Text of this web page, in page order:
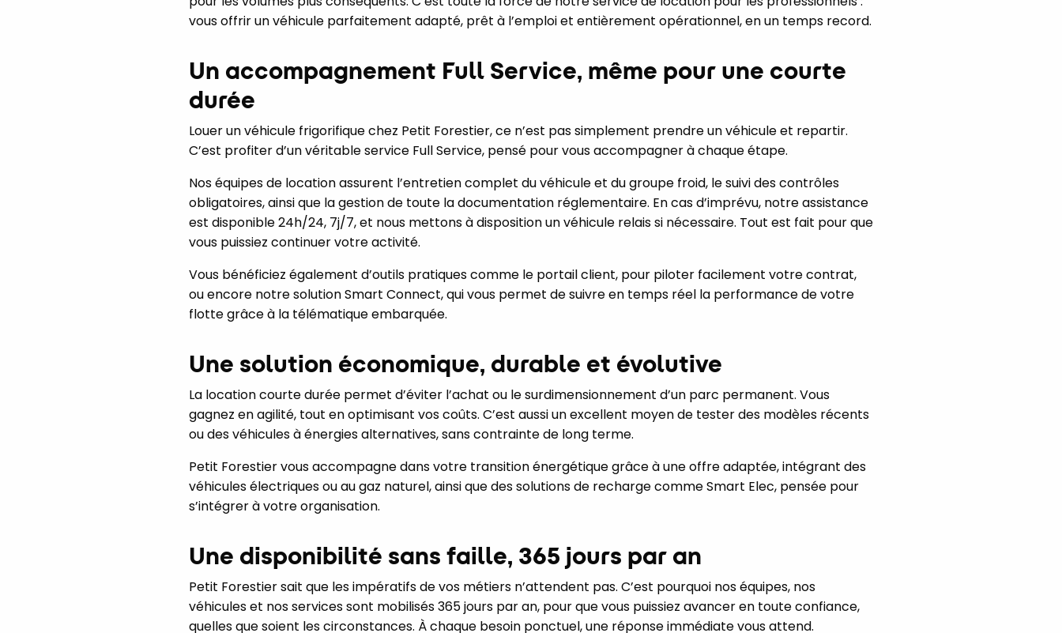
vous offrir un véhicule parfaitement adapté, prêt à l’emploi et entièrement opérationnel, en un temps record.
Un accompagnement Full Service, même pour une courte
durée
Louer un véhicule frigorifique chez Petit Forestier, ce n’est pas simplement prendre un véhicule et repartir.
C’est profiter d’un véritable service Full Service, pensé pour vous accompagner à chaque étape.
Nos équipes de location assurent l’entretien complet du véhicule et du groupe froid, le suivi des contrôles
obligatoires, ainsi que la gestion de toute la documentation réglementaire. En cas d’imprévu, notre assistance
est disponible 24h/24, 7j/7, et nous mettons à disposition un véhicule relais si nécessaire. Tout est fait pour que
vous puissiez continuer votre activité.
Vous bénéficiez également d’outils pratiques comme le portail client, pour piloter facilement votre contrat,
ou encore notre solution Smart Connect, qui vous permet de suivre en temps réel la performance de votre
flotte grâce à la télématique embarquée.
Une solution économique, durable et évolutive
La location courte durée permet d’éviter l’achat ou le surdimensionnement d’un parc permanent. Vous
gagnez en agilité, tout en optimisant vos coûts. C’est aussi un excellent moyen de tester des modèles récents
ou des véhicules à énergies alternatives, sans contrainte de long terme.
Petit Forestier vous accompagne dans votre transition énergétique grâce à une offre adaptée, intégrant des
véhicules électriques ou au gaz naturel, ainsi que des solutions de recharge comme Smart Elec, pensée pour
s’intégrer à votre organisation.
Une disponibilité sans faille, 365 jours par an
Petit Forestier sait que les impératifs de vos métiers n’attendent pas. C’est pourquoi nos équipes, nos
véhicules et nos services sont mobilisés 365 jours par an, pour que vous puissiez avancer en toute confiance,
quelles que soient les circonstances. À chaque besoin ponctuel, une réponse immédiate vous attend.